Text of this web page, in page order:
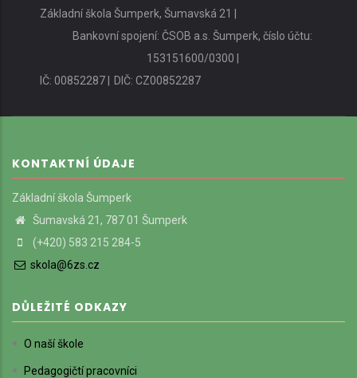
Základní škola Šumperk, Šumavská 21 |
Bankovní spojení: ČSOB a.s. Šumperk, číslo účtu:
153151600/0300 |
IČ: 00852287 |
DIČ: CZ00852287
KONTAKTNÍ ÚDAJE
Základní škola Šumperk
Šumavská 21, 787 01 Šumperk
(+420) 583 215 284-5
skola@6zs.cz
DŮLEŽITÉ ODKAZY
O naší škole
Pedagogičtí pracovníci